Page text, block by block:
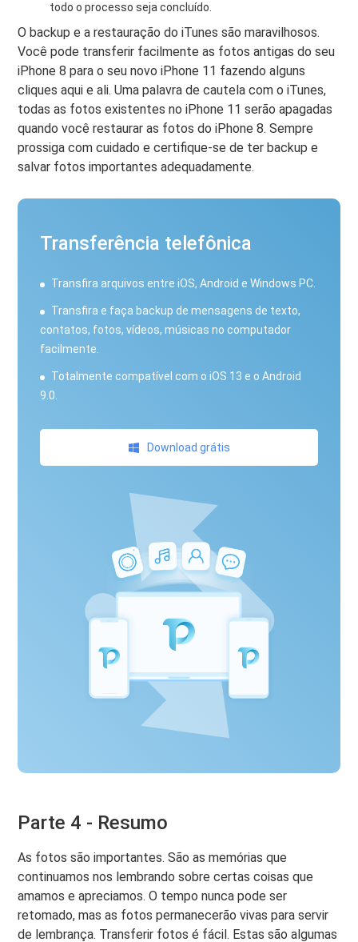
todo o processo seja concluído.
O backup e a restauração do iTunes são maravilhosos.
Você pode transferir facilmente as fotos antigas do seu
iPhone 8 para o seu novo iPhone 11 fazendo alguns
cliques aqui e ali. Uma palavra de cautela com o iTunes,
todas as fotos existentes no iPhone 11 serão apagadas
quando você restaurar as fotos do iPhone 8. Sempre
prossiga com cuidado e certifique-se de ter backup e
salvar fotos importantes adequadamente.
Transferência telefônica
Transfira arquivos entre iOS, Android e Windows PC.
Transfira e faça backup de mensagens de texto,
contatos, fotos, vídeos, músicas no computador
facilmente.
Totalmente compatível com o iOS 13 e o Android
9.0.
Download grátis
Parte 4 - Resumo
As fotos são importantes. São as memórias que
continuamos nos lembrando sobre certas coisas que
amamos e apreciamos. O tempo nunca pode ser
retomado, mas as fotos permanecerão vivas para servir
de lembrança. Transferir fotos é fácil. Estas são algumas